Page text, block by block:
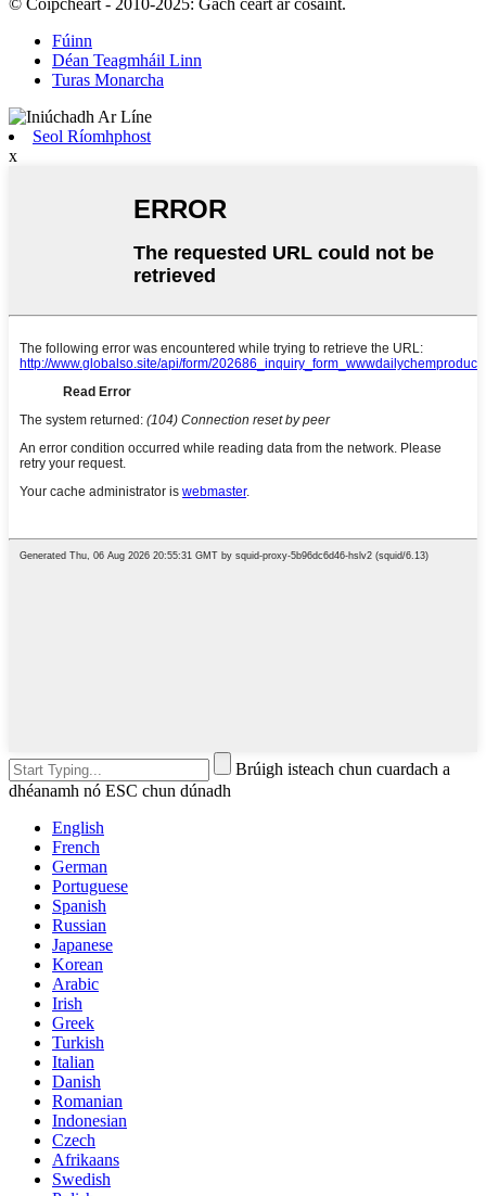
© Cóipcheart - 2010-2025: Gach ceart ar cosaint.
Fúinn
Déan Teagmháil Linn
Turas Monarcha
Seol Ríomhphost
x
Brúigh isteach chun cuardach a
dhéanamh nó ESC chun dúnadh
English
French
German
Portuguese
Spanish
Russian
Japanese
Korean
Arabic
Irish
Greek
Turkish
Italian
Danish
Romanian
Indonesian
Czech
Afrikaans
Swedish